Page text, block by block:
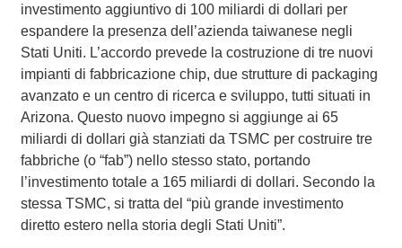
investimento aggiuntivo di 100 miliardi di dollari per
espandere la presenza dell’azienda taiwanese negli
Stati Uniti. L’accordo prevede la costruzione di tre nuovi
impianti di fabbricazione chip, due strutture di packaging
avanzato e un centro di ricerca e sviluppo, tutti situati in
Arizona. Questo nuovo impegno si aggiunge ai 65
miliardi di dollari già stanziati da TSMC per costruire tre
fabbriche (o “fab”) nello stesso stato, portando
l’investimento totale a 165 miliardi di dollari. Secondo la
stessa TSMC, si tratta del “più grande investimento
diretto estero nella storia degli Stati Uniti”.